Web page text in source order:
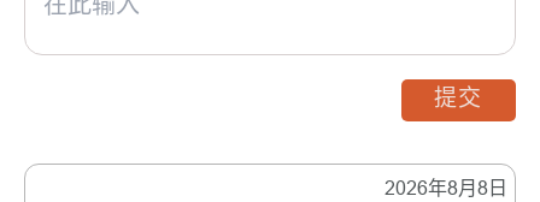
2026年8月8日
提交